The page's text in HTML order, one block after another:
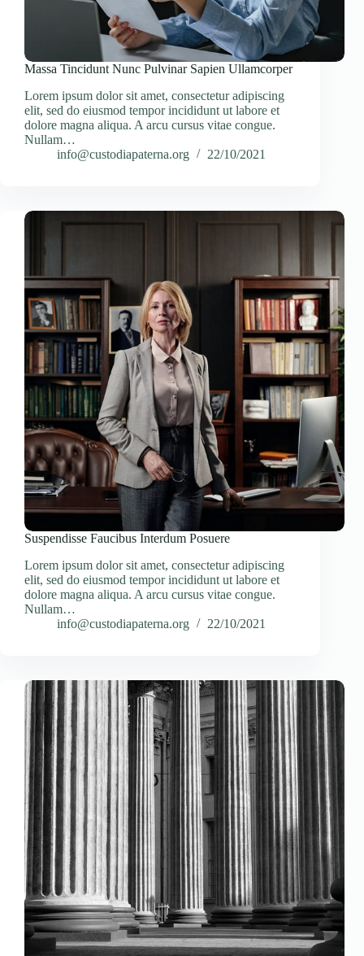
Massa Tincidunt Nunc Pulvinar Sapien Ullamcorper
Lorem ipsum dolor sit amet, consectetur adipiscing
elit, sed do eiusmod tempor incididunt ut labore et
dolore magna aliqua. A arcu cursus vitae congue.
Nullam…
info@custodiapaterna.org
22/10/2021
Suspendisse Faucibus Interdum Posuere
Lorem ipsum dolor sit amet, consectetur adipiscing
elit, sed do eiusmod tempor incididunt ut labore et
dolore magna aliqua. A arcu cursus vitae congue.
Nullam…
info@custodiapaterna.org
22/10/2021